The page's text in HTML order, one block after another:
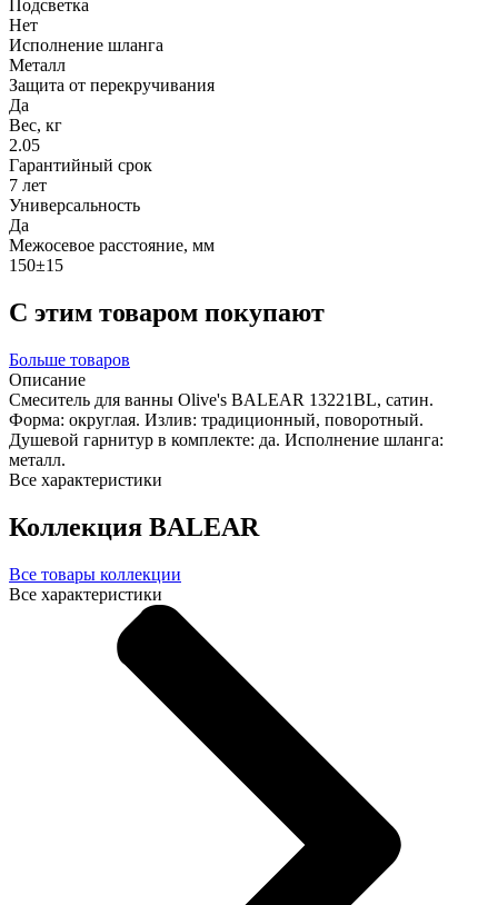
Подсветка
Нет
Исполнение шланга
Металл
Защита от перекручивания
Да
Вес, кг
2.05
Гарантийный срок
7 лет
Универсальность
Да
Межосевое расстояние, мм
150±15
С этим товаром покупают
Больше товаров
Описание
Смеситель для ванны Olive's BALEAR 13221BL, сатин.
Форма: округлая. Излив: традиционный, поворотный.
Душевой гарнитур в комплекте: да. Исполнение шланга:
металл.
Все характеристики
Коллекция BALEAR
Все товары коллекции
Все характеристики